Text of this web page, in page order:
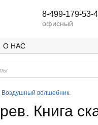
8-499-179-53-
офисный
О НАС
Воздушный волшебник.
Книга